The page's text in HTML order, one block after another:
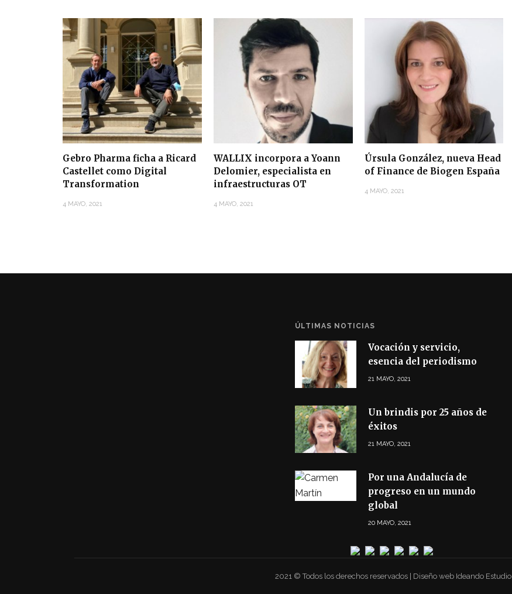
Gebro Pharma ficha a Ricard
Castellet como Digital
Transformation
4 MAYO, 2021
WALLIX incorpora a Yoann
Delomier, especialista en
infraestructuras OT
4 MAYO, 2021
Úrsula González, nueva Head
of Finance de Biogen España
4 MAYO, 2021
ÚLTIMAS NOTICIAS
Vocación y servicio,
esencia del periodismo
21 MAYO, 2021
Un brindis por 25 años de
éxitos
21 MAYO, 2021
Por una Andalucía de
progreso en un mundo
global
20 MAYO, 2021
2021 © Todos los derechos reservados | Diseño web Ideando Estudio